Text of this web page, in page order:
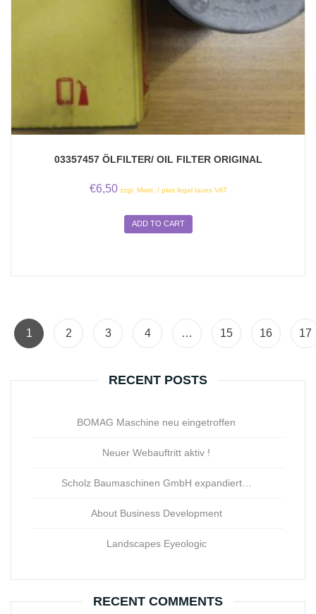
03357457 ÖLFILTER/ OIL FILTER ORIGINAL
€6,50 zzgl. Mwst. / plus legal taxes VAT
ADD TO CART
1 2 3 4 … 15 16 17
RECENT POSTS
BOMAG Maschine neu eingetroffen
Neuer Webauftritt aktiv !
Scholz Baumaschinen GmbH expandiert…
About Business Development
Landscapes Eyeologic
RECENT COMMENTS